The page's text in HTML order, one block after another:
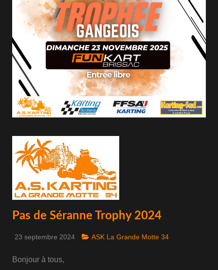
Pas de Séranne Trophy 2024
23 septembre 2024 ASK La Grande Motte 34
Bonjour à tous,